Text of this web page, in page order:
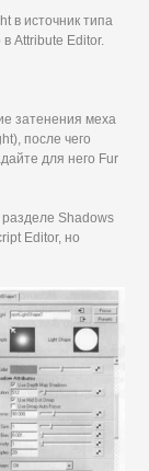
в источник типа
Attribute Editor.
затенения меха
после чего
для него Fur
Shadows
Editor, но